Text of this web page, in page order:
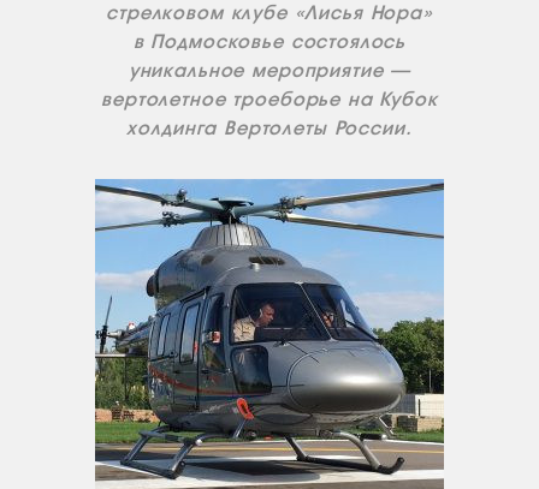
стрелковом клубе «Лисья Нора»
в Подмосковье состоялось
уникальное мероприятие —
вертолетное троеборье на Кубок
холдинга Вертолеты России.